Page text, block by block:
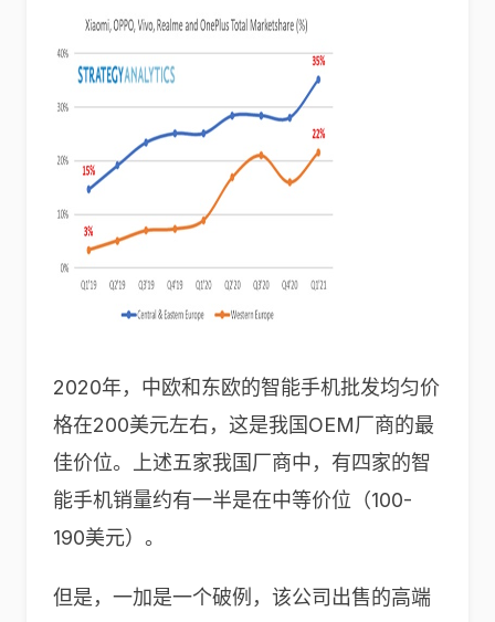
2020年，中欧和东欧的智能手机批发均匀价
格在200美元左右，这是我国OEM厂商的最
佳价位。上述五家我国厂商中，有四家的智
能手机销量约有一半是在中等价位（100-
190美元）。
但是，一加是一个破例，该公司出售的高端